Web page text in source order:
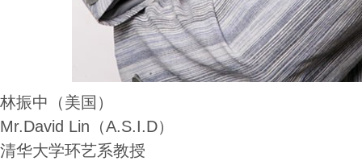
林振中（美国）
Mr.David Lin（A.S.I.D）
清华大学环艺系教授